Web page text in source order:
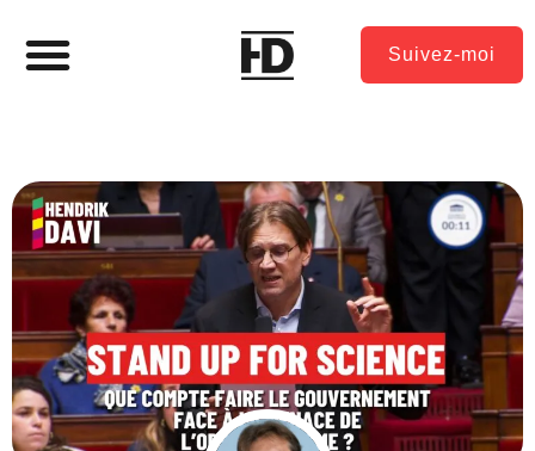
Suivez-moi